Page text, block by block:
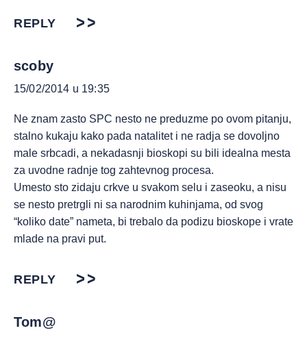
REPLY
scoby
15/02/2014 u 19:35
Ne znam zasto SPC nesto ne preduzme po ovom pitanju,
stalno kukaju kako pada natalitet i ne radja se dovoljno
male srbcadi, a nekadasnji bioskopi su bili idealna mesta
za uvodne radnje tog zahtevnog procesa.
Umesto sto zidaju crkve u svakom selu i zaseoku, a nisu
se nesto pretrgli ni sa narodnim kuhinjama, od svog
“koliko date” nameta, bi trebalo da podizu bioskope i vrate
mlade na pravi put.
REPLY
Tom@